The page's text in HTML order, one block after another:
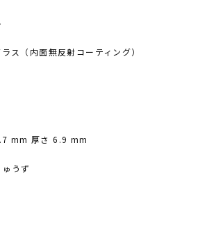
ス（内面無反射コーティング）
mm 厚さ 6.9 mm
うず